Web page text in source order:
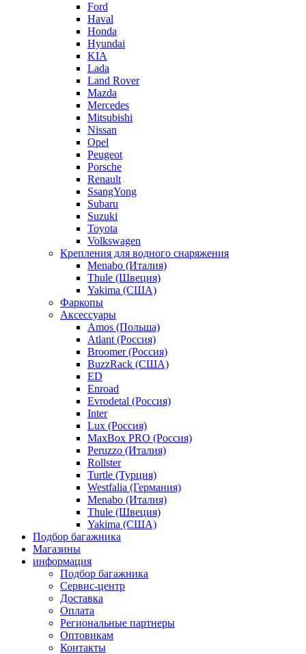
Ford
Haval
Honda
Hyundai
KIA
Lada
Land Rover
Mazda
Mercedes
Mitsubishi
Nissan
Opel
Peugeot
Porsche
Renault
SsangYong
Subaru
Suzuki
Toyota
Volkswagen
Крепления для водного снаряжения
Menabo (Италия)
Thule (Швеция)
Yakima (США)
Фаркопы
Аксессуары
Amos (Польша)
Atlant (Россия)
Broomer (Россия)
BuzzRack (США)
ED
Enroad
Evrodetal (Россия)
Inter
Lux (Россия)
MaxBox PRO (Россия)
Peruzzo (Италия)
Rollster
Turtle (Турция)
Westfalia (Германия)
Menabo (Италия)
Thule (Швеция)
Yakima (США)
Подбор багажника
Магазины
информация
Подбор багажника
Сервис-центр
Доставка
Оплата
Региональные партнеры
Оптовикам
Контакты